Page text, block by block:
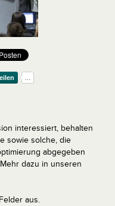
interessiert, behalten
sowie solche, die
abgegeben
dazu in unseren
aus.